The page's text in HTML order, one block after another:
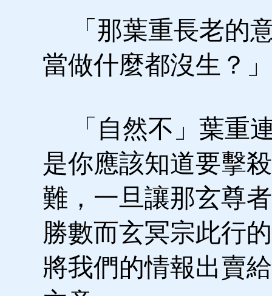
「那葉重長老的
當做什麼都沒生？
「自然不」葉重
是你應該知道要擊
難，一旦讓那玄尊
勝數而玄冥宗此行
將我們的情報出賣